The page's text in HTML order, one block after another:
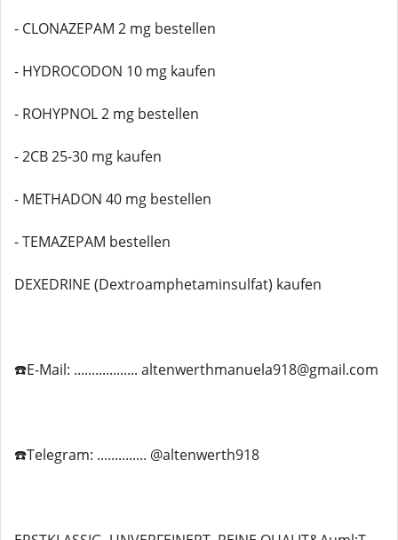
- CLONAZEPAM 2 mg bestellen
- HYDROCODON 10 mg kaufen
- ROHYPNOL 2 mg bestellen
- 2CB 25-30 mg kaufen
- METHADON 40 mg bestellen
- TEMAZEPAM bestellen
DEXEDRINE (Dextroamphetaminsulfat) kaufen
☎️E-Mail: .................. altenwerthmanuela918@gmail.com
☎️Telegram: .............. @altenwerth918